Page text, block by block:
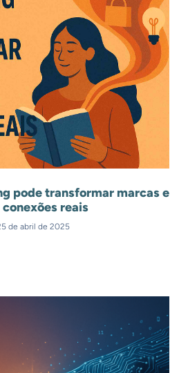
pode transformar marcas e
reais
de abril de 2025